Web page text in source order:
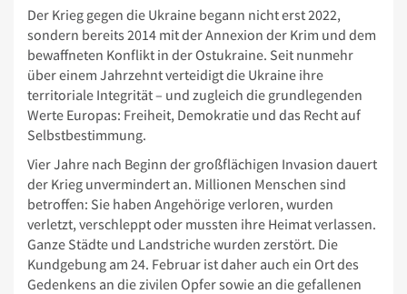
Der Krieg gegen die Ukraine begann nicht erst 2022,
sondern bereits 2014 mit der Annexion der Krim und dem
bewaffneten Konflikt in der Ostukraine. Seit nunmehr
über einem Jahrzehnt verteidigt die Ukraine ihre
territoriale Integrität – und zugleich die grundlegenden
Werte Europas: Freiheit, Demokratie und das Recht auf
Selbstbestimmung.
Vier Jahre nach Beginn der großflächigen Invasion dauert
der Krieg unvermindert an. Millionen Menschen sind
betroffen: Sie haben Angehörige verloren, wurden
verletzt, verschleppt oder mussten ihre Heimat verlassen.
Ganze Städte und Landstriche wurden zerstört. Die
Kundgebung am 24. Februar ist daher auch ein Ort des
Gedenkens an die zivilen Opfer sowie an die gefallenen